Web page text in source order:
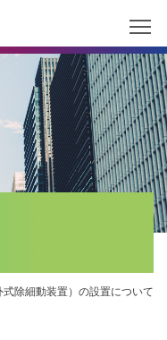
除細動装置）の設置について